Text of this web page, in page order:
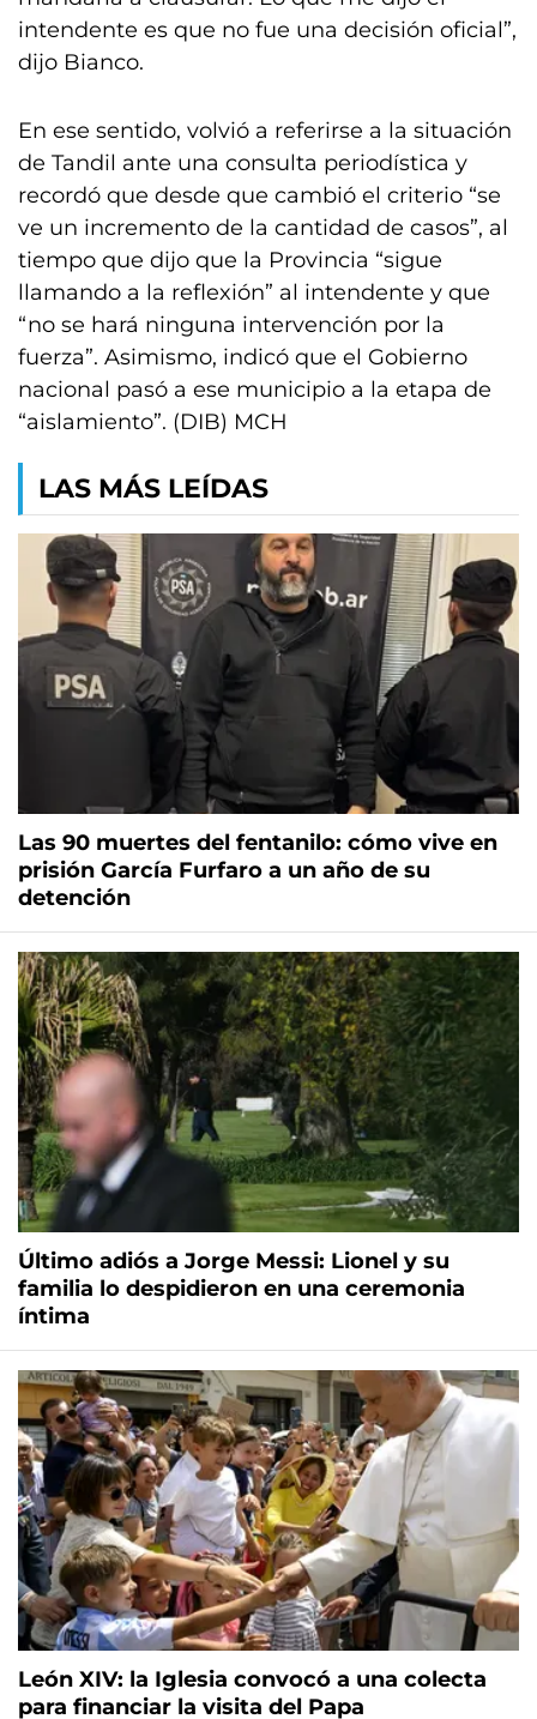
intendente es que no fue una decisión oficial”,
dijo Bianco.
En ese sentido, volvió a referirse a la situación
de Tandil ante una consulta periodística y
recordó que desde que cambió el criterio “se
ve un incremento de la cantidad de casos”, al
tiempo que dijo que la Provincia “sigue
llamando a la reflexión” al intendente y que
“no se hará ninguna intervención por la
fuerza”. Asimismo, indicó que el Gobierno
nacional pasó a ese municipio a la etapa de
“aislamiento”. (DIB) MCH
LAS MÁS LEÍDAS
Las 90 muertes del fentanilo: cómo vive en
prisión García Furfaro a un año de su
detención
Último adiós a Jorge Messi: Lionel y su
familia lo despidieron en una ceremonia
íntima
León XIV: la Iglesia convocó a una colecta
para financiar la visita del Papa